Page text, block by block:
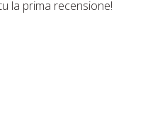
la prima recensione!